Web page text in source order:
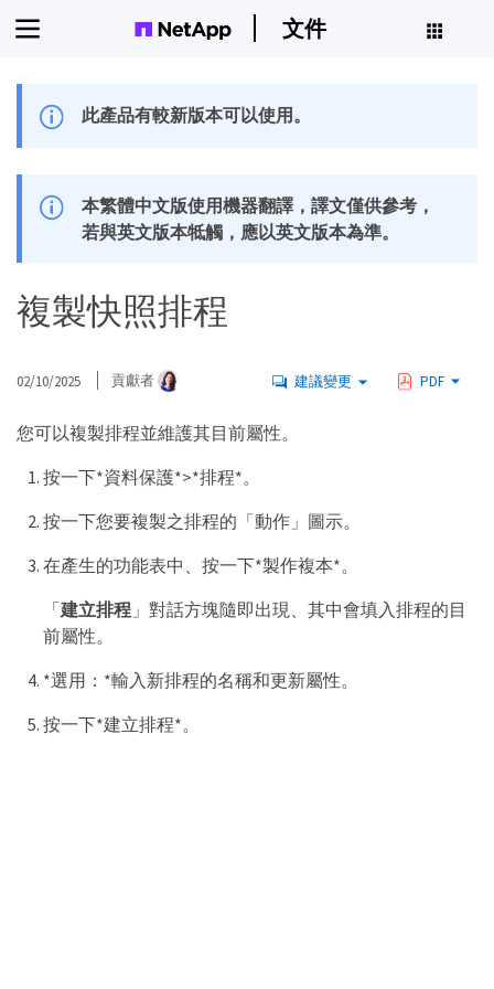
文件
此產品有較新版本可以使用。
本繁體中文版使用機器翻譯，譯文僅供參考，
若與英文版本牴觸，應以英文版本為準。
複製快照排程
02/10/2025 貢獻者 建議變更 PDF
您可以複製排程並維護其目前屬性。
按一下*資料保護*>*排程*。
按一下您要複製之排程的「動作」圖示。
在產生的功能表中、按一下*製作複本*。
「建立排程」對話方塊隨即出現、其中會填入排程的目
前屬性。
*選用：*輸入新排程的名稱和更新屬性。
按一下*建立排程*。